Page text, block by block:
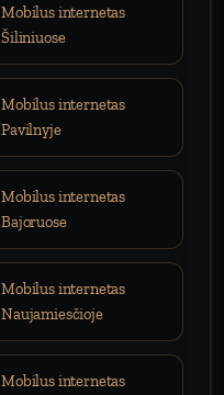
Mobilus internetas
Šiliniuose
Mobilus internetas
Pavilnyje
Mobilus internetas
Bajoruose
Mobilus internetas
Naujamiesčioje
Mobilus internetas